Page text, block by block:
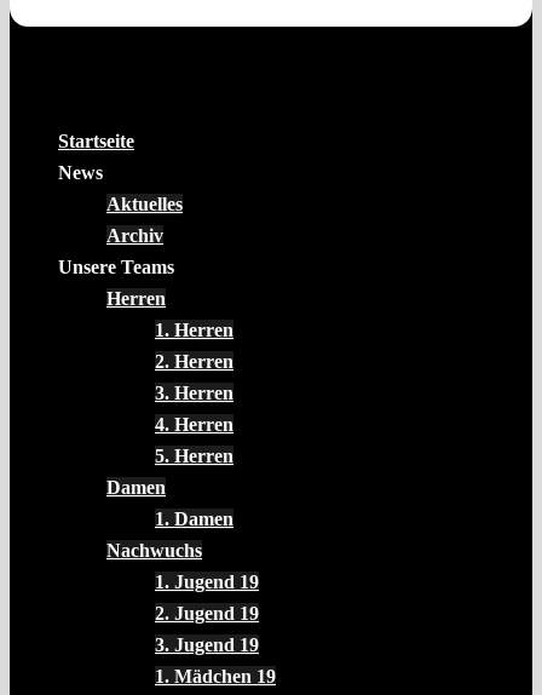
Startseite
News
Aktuelles
Archiv
Unsere Teams
Herren
1. Herren
2. Herren
3. Herren
4. Herren
5. Herren
Damen
1. Damen
Nachwuchs
1. Jugend 19
2. Jugend 19
3. Jugend 19
1. Mädchen 19